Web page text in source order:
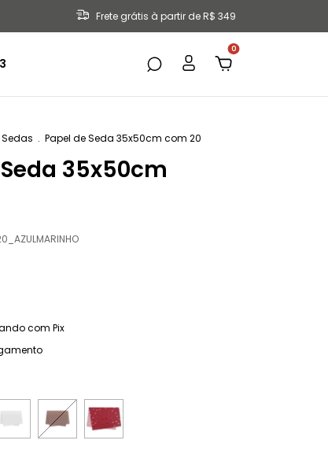
Frete grátis à partir de R$ 349
0
Sedas . Papel de Seda 35x50cm com 20
35x50cm
com Pix